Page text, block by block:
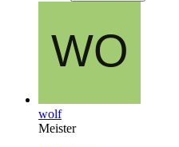
wolf
Meister